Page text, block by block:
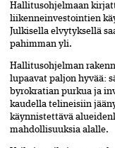
Hallitusohjelmaan
liikenneinvestointien
Julkisella­ elvytyksellä
pahimman yli.
Hallitusohjelman
lupaavat paljon hyvää:
byrokratian purkua ja
kaudella teli­neisiin
käynnistettävä
mahdollisuuksia alalle.